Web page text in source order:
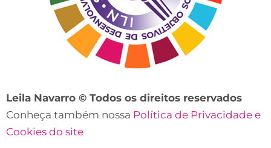
Leila Navarro © Todos os direitos reservados
Conheça também nossa Política de Privacidade e
Cookies do site